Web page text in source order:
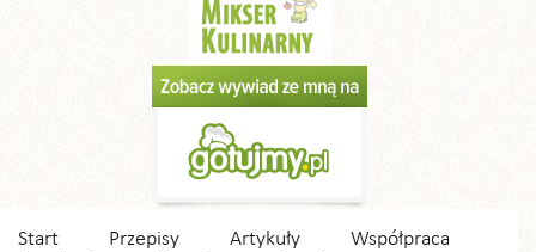
Start Przepisy Artykuły
Współpraca